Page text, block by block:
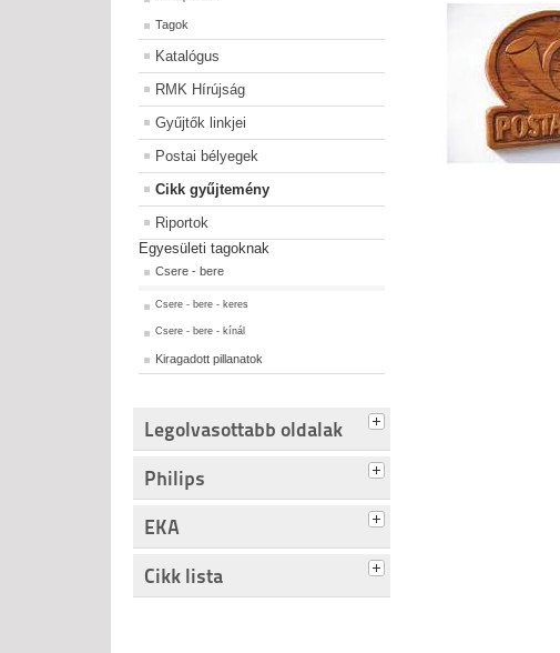
Tagok
Katalógus
RMK Hírújság
Gyűjtők linkjei
Postai bélyegek
Cikk gyűjtemény
Riportok
Egyesületi tagoknak
Csere - bere
Csere - bere - keres
Csere - bere - kínál
Kiragadott pillanatok
Legolvasottabb oldalak
Philips
EKA
Cikk lista